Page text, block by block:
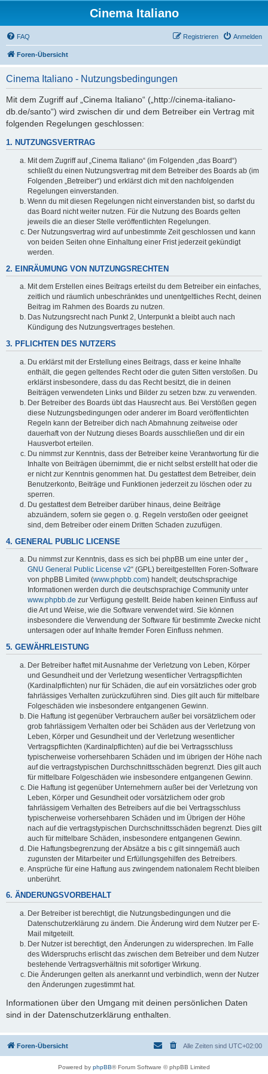
Cinema Italiano
FAQ Anmelden
Registrieren
Foren-Übersicht
Cinema Italiano - Nutzungsbedingungen
Mit dem Zugriff auf „Cinema Italiano“ („http://cinema-italiano-
db.de/santo“) wird zwischen dir und dem Betreiber ein Vertrag mit
folgenden Regelungen geschlossen:
1. NUTZUNGSVERTRAG
Mit dem Zugriff auf „Cinema Italiano“ (im Folgenden „das Board“)
schließt du einen Nutzungsvertrag mit dem Betreiber des Boards ab (im
Folgenden „Betreiber“) und erklärst dich mit den nachfolgenden
Regelungen einverstanden.
Wenn du mit diesen Regelungen nicht einverstanden bist, so darfst du
das Board nicht weiter nutzen. Für die Nutzung des Boards gelten
jeweils die an dieser Stelle veröffentlichten Regelungen.
Der Nutzungsvertrag wird auf unbestimmte Zeit geschlossen und kann
von beiden Seiten ohne Einhaltung einer Frist jederzeit gekündigt
werden.
2. EINRÄUMUNG VON NUTZUNGSRECHTEN
Mit dem Erstellen eines Beitrags erteilst du dem Betreiber ein einfaches,
zeitlich und räumlich unbeschränktes und unentgeltliches Recht, deinen
Beitrag im Rahmen des Boards zu nutzen.
Das Nutzungsrecht nach Punkt 2, Unterpunkt a bleibt auch nach
Kündigung des Nutzungsvertrages bestehen.
3. PFLICHTEN DES NUTZERS
Du erklärst mit der Erstellung eines Beitrags, dass er keine Inhalte
enthält, die gegen geltendes Recht oder die guten Sitten verstoßen. Du
erklärst insbesondere, dass du das Recht besitzt, die in deinen
Beiträgen verwendeten Links und Bilder zu setzen bzw. zu verwenden.
Der Betreiber des Boards übt das Hausrecht aus. Bei Verstößen gegen
diese Nutzungsbedingungen oder anderer im Board veröffentlichten
Regeln kann der Betreiber dich nach Abmahnung zeitweise oder
dauerhaft von der Nutzung dieses Boards ausschließen und dir ein
Hausverbot erteilen.
Du nimmst zur Kenntnis, dass der Betreiber keine Verantwortung für die
Inhalte von Beiträgen übernimmt, die er nicht selbst erstellt hat oder die
er nicht zur Kenntnis genommen hat. Du gestattest dem Betreiber, dein
Benutzerkonto, Beiträge und Funktionen jederzeit zu löschen oder zu
sperren.
Du gestattest dem Betreiber darüber hinaus, deine Beiträge
abzuändern, sofern sie gegen o. g. Regeln verstoßen oder geeignet
sind, dem Betreiber oder einem Dritten Schaden zuzufügen.
4. GENERAL PUBLIC LICENSE
Du nimmst zur Kenntnis, dass es sich bei phpBB um eine unter der „
GNU General Public License v2“ (GPL) bereitgestellten Foren-Software
von phpBB Limited (www.phpbb.com) handelt; deutschsprachige
Informationen werden durch die deutschsprachige Community unter
www.phpbb.de zur Verfügung gestellt. Beide haben keinen Einfluss auf
die Art und Weise, wie die Software verwendet wird. Sie können
insbesondere die Verwendung der Software für bestimmte Zwecke nicht
untersagen oder auf Inhalte fremder Foren Einfluss nehmen.
5. GEWÄHRLEISTUNG
Der Betreiber haftet mit Ausnahme der Verletzung von Leben, Körper
und Gesundheit und der Verletzung wesentlicher Vertragspflichten
(Kardinalpflichten) nur für Schäden, die auf ein vorsätzliches oder grob
fahrlässiges Verhalten zurückzuführen sind. Dies gilt auch für mittelbare
Folgeschäden wie insbesondere entgangenen Gewinn.
Die Haftung ist gegenüber Verbrauchern außer bei vorsätzlichem oder
grob fahrlässigem Verhalten oder bei Schäden aus der Verletzung von
Leben, Körper und Gesundheit und der Verletzung wesentlicher
Vertragspflichten (Kardinalpflichten) auf die bei Vertragsschluss
typischerweise vorhersehbaren Schäden und im übrigen der Höhe nach
auf die vertragstypischen Durchschnittsschäden begrenzt. Dies gilt auch
für mittelbare Folgeschäden wie insbesondere entgangenen Gewinn.
Die Haftung ist gegenüber Unternehmern außer bei der Verletzung von
Leben, Körper und Gesundheit oder vorsätzlichem oder grob
fahrlässigem Verhalten des Betreibers auf die bei Vertragsschluss
typischerweise vorhersehbaren Schäden und im Übrigen der Höhe
nach auf die vertragstypischen Durchschnittsschäden begrenzt. Dies gilt
auch für mittelbare Schäden, insbesondere entgangenen Gewinn.
Die Haftungsbegrenzung der Absätze a bis c gilt sinngemäß auch
zugunsten der Mitarbeiter und Erfüllungsgehilfen des Betreibers.
Ansprüche für eine Haftung aus zwingendem nationalem Recht bleiben
unberührt.
6. ÄNDERUNGSVORBEHALT
Der Betreiber ist berechtigt, die Nutzungsbedingungen und die
Datenschutzerklärung zu ändern. Die Änderung wird dem Nutzer per E-
Mail mitgeteilt.
Der Nutzer ist berechtigt, den Änderungen zu widersprechen. Im Falle
des Widerspruchs erlischt das zwischen dem Betreiber und dem Nutzer
bestehende Vertragsverhältnis mit sofortiger Wirkung.
Die Änderungen gelten als anerkannt und verbindlich, wenn der Nutzer
den Änderungen zugestimmt hat.
Informationen über den Umgang mit deinen persönlichen Daten
sind in der Datenschutzerklärung enthalten.
Foren-Übersicht Alle Zeiten sind UTC+02:00
Powered by phpBB® Forum Software © phpBB Limited